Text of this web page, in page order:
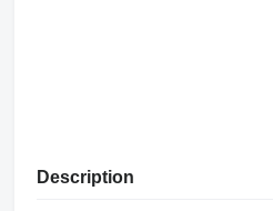
Description